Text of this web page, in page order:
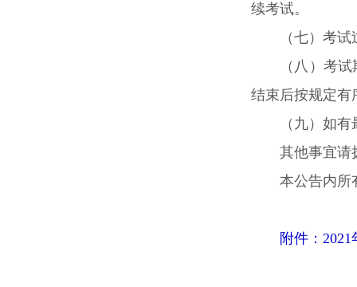
续考试。
（七）考
（八）考
结束后按规定有
（九）如
其他事宜请
本公告内所
附件：